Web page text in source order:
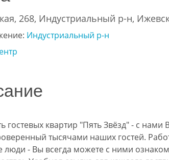
268, Индустриальный р-н,
Индустриальный р-н
тыcячами наших гостeй.
люди - Вы всегдa можете с ними